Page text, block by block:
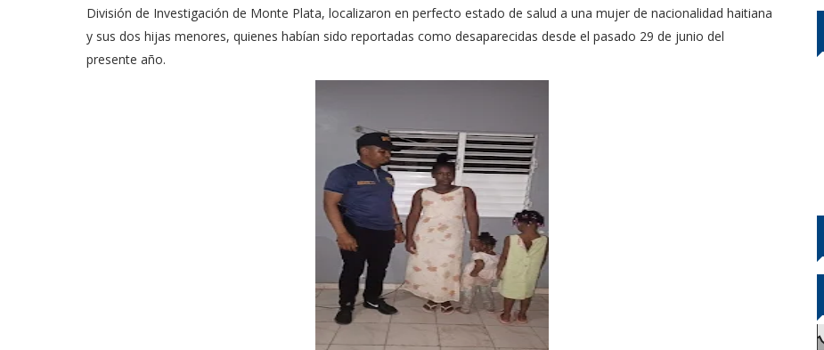
División de Investigación de Monte Plata, localizaron en perfecto estado de salud a una mujer de nacionalidad haitiana
y sus dos hijas menores, quienes habían sido reportadas como desaparecidas desde el pasado 29 de junio del
presente año.